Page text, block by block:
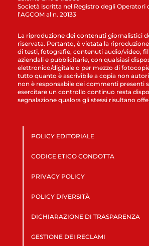
Società iscritta nel Registro degli Operatori
l’AGCOM al n. 20133
La riproduzione dei contenuti giornalistici
riservata. Pertanto, è vietata la riproduzione
di testi, fotografie, contenuti audio/video,
aziendali e pubblicitarie, con qualsiasi
elettronico/digitale o per mezzo di
tutto quanto è ascrivibile a copia non
non è responsabile dei commenti presenti
esercitare un controllo continuo resta
segnalazione qualora gli stessi risultano
POLICY EDITORIALE
CODICE ETICO CONDOTTA
PRIVACY POLICY
POLICY DIVERSITÀ
DICHIARAZIONE DI TRASPARENZA
GESTIONE DEI RECLAMI